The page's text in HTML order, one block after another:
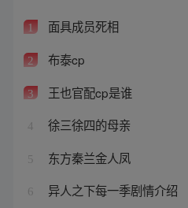
1 面具成员死相
2 布泰cp
3 王也官配cp是谁
4 徐三徐四的母亲
5 东方秦兰金人凤
6 异人之下每一季剧情介绍